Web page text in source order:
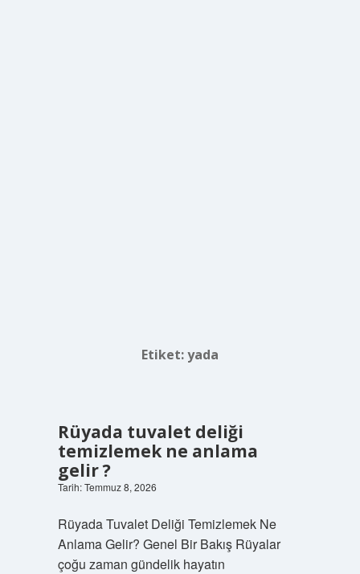
Etiket:yada
Rüyada tuvalet deliği
temizlemek ne anlama
gelir ?
Tarih: Temmuz 8, 2026
Rüyada Tuvalet Deliği Temizlemek Ne
Anlama Gelir? Genel Bir Bakış Rüyalar
çoğu zaman gündelik hayatın